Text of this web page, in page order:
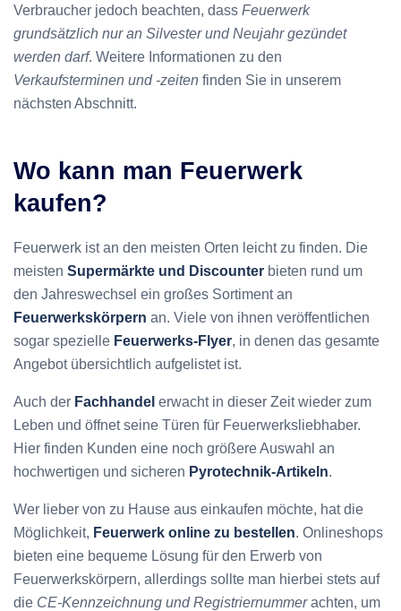
Verbraucher jedoch beachten, dass Feuerwerk
grundsätzlich nur an Silvester und Neujahr gezündet
werden darf. Weitere Informationen zu den
Verkaufsterminen und -zeiten finden Sie in unserem
nächsten Abschnitt.
Wo kann man Feuerwerk
kaufen?
Feuerwerk ist an den meisten Orten leicht zu finden. Die
meisten Supermärkte und Discounter bieten rund um
den Jahreswechsel ein großes Sortiment an
Feuerwerkskörpern an. Viele von ihnen veröffentlichen
sogar spezielle Feuerwerks-Flyer, in denen das gesamte
Angebot übersichtlich aufgelistet ist.
Auch der Fachhandel erwacht in dieser Zeit wieder zum
Leben und öffnet seine Türen für Feuerwerksliebhaber.
Hier finden Kunden eine noch größere Auswahl an
hochwertigen und sicheren Pyrotechnik-Artikeln.
Wer lieber von zu Hause aus einkaufen möchte, hat die
Möglichkeit, Feuerwerk online zu bestellen. Onlineshops
bieten eine bequeme Lösung für den Erwerb von
Feuerwerkskörpern, allerdings sollte man hierbei stets auf
die CE-Kennzeichnung und Registriernummerachten, um